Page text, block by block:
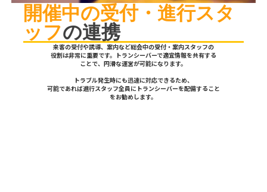
開催中の受付・進行スタ
ッフの連携
来客の受付や誘導、案内など総会中の受付・案内スタッフの
役割は非常に重要です。トランシーバーで適宜情報を共有する
ことで、円滑な運営が可能になります。
トラブル発生時にも迅速に対応できるため、
可能であれば進行スタッフ全員にトランシーバーを配備すること
をお勧めします。